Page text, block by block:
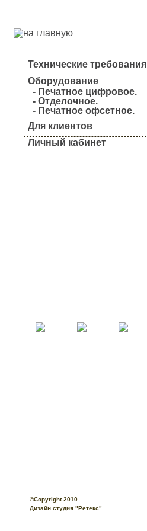
Технические требования
Оборудование
- Печатное цифровое.
- Отделочное.
- Печатное офсетное.
Для клиентов
Личный кабинет
©Copyright 2010
Дизайн студия "Ретекс"